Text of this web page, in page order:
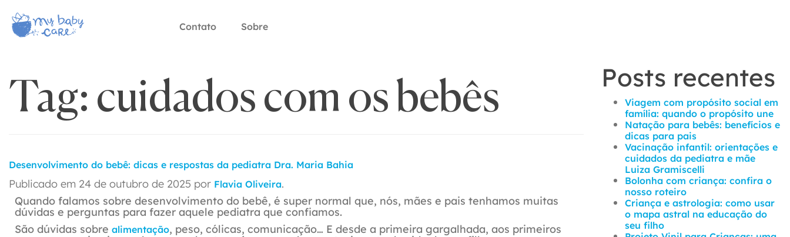
Contato Sobre
Tag: cuidados com os bebês
Desenvolvimento do bebê: dicas e respostas da pediatra Dra. Maria Bahia
Publicado em 24 de outubro de 2025 por Flavia Oliveira.
Quando falamos sobre desenvolvimento do bebê, é super normal que, nós, mães e pais tenhamos muitas
dúvidas e perguntas para fazer aquele pediatra que confiamos.
São dúvidas sobre alimentação, peso, cólicas, comunicação… E desde a primeira gargalhada, aos primeiros
Posts recentes
Viagem com propósito social em
família: quando o propósito une
Natação para bebês: benefícios e
dicas para pais
Vacinação infantil: orientações e
cuidados da pediatra e mãe
Luiza Gramiscelli
Bolonha com criança: confira o
nosso roteiro
Criança e astrologia: como usar
o mapa astral na educação do
seu filho